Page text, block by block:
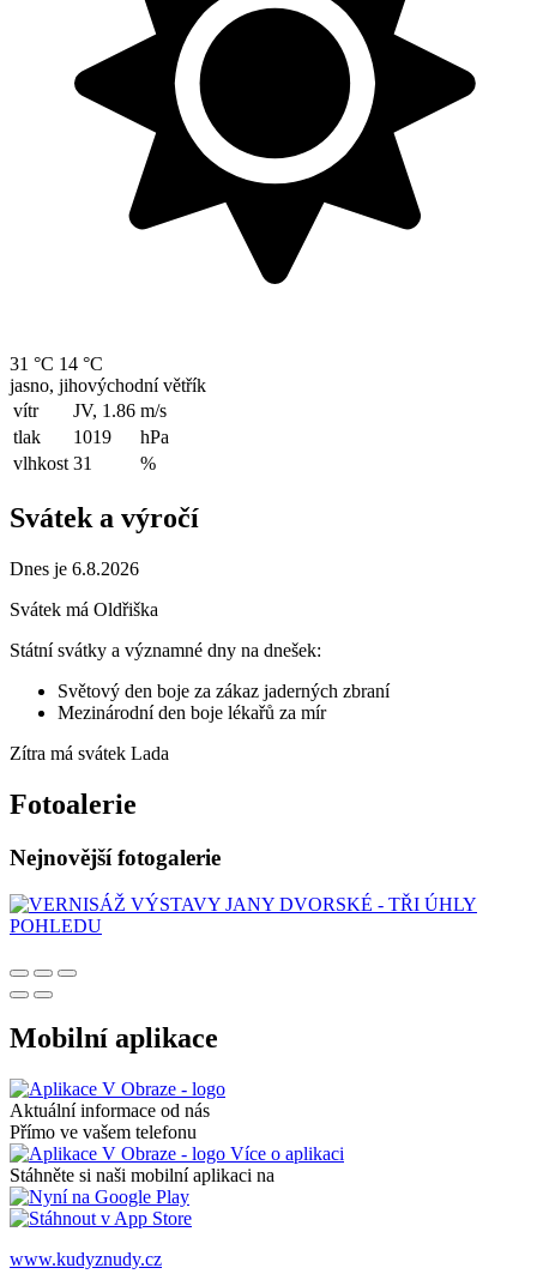
31 °C 14 °C
jasno, jihovýchodní větřík
vítr
JV, 1.86 m/s
tlak
1019
hPa
vlhkost 31 %
Svátek a výročí
Dnes je 6.8.2026
Svátek má Oldřiška
Státní svátky a významné dny na dnešek:
Světový den boje za zákaz jaderných zbraní
Mezinárodní den boje lékařů za mír
Zítra má svátek Lada
Fotoalerie
Nejnovější fotogalerie
Mobilní aplikace
Aktuální informace od nás
Přímo ve vašem telefonu
Více o aplikaci
Stáhněte si naši mobilní aplikaci na
www.kudyznudy.cz